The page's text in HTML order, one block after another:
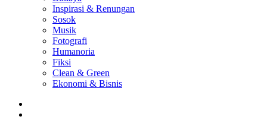
Inspirasi & Renungan
Sosok
Musik
Fotografi
Humanoria
Fiksi
Clean & Green
Ekonomi & Bisnis